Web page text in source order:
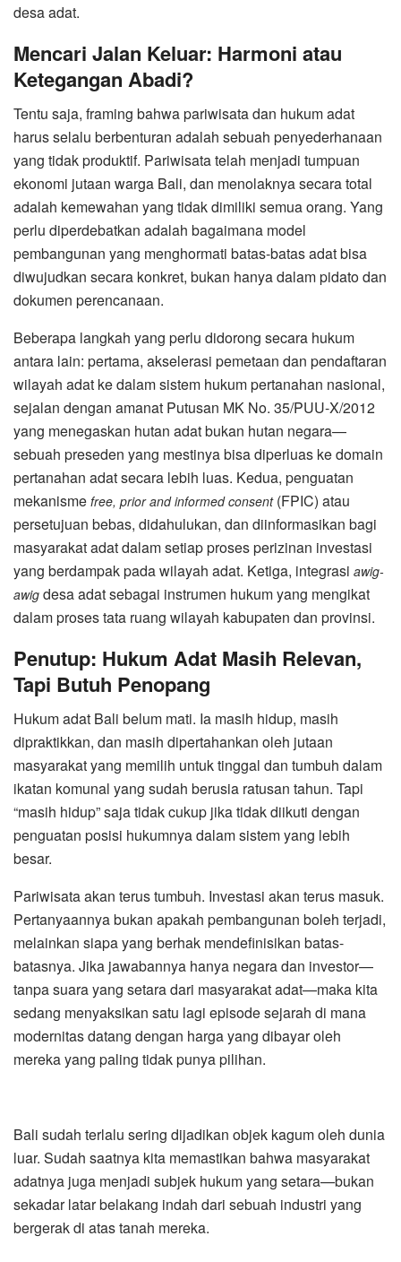
desa adat.
Mencari Jalan Keluar: Harmoni atau
Ketegangan Abadi?
Tentu saja, framing bahwa pariwisata dan hukum adat
harus selalu berbenturan adalah sebuah penyederhanaan
yang tidak produktif. Pariwisata telah menjadi tumpuan
ekonomi jutaan warga Bali, dan menolaknya secara total
adalah kemewahan yang tidak dimiliki semua orang. Yang
perlu diperdebatkan adalah bagaimana model
pembangunan yang menghormati batas-batas adat bisa
diwujudkan secara konkret, bukan hanya dalam pidato dan
dokumen perencanaan.
Beberapa langkah yang perlu didorong secara hukum
antara lain: pertama, akselerasi pemetaan dan pendaftaran
wilayah adat ke dalam sistem hukum pertanahan nasional,
sejalan dengan amanat Putusan MK No. 35/PUU-X/2012
yang menegaskan hutan adat bukan hutan negara—
sebuah preseden yang mestinya bisa diperluas ke domain
pertanahan adat secara lebih luas. Kedua, penguatan
mekanisme free, prior and informed consent(FPIC) atau
persetujuan bebas, didahulukan, dan diinformasikan bagi
masyarakat adat dalam setiap proses perizinan investasi
yang berdampak pada wilayah adat. Ketiga, integrasi awig-
awig desa adat sebagai instrumen hukum yang mengikat
dalam proses tata ruang wilayah kabupaten dan provinsi.
Penutup: Hukum Adat Masih Relevan,
Tapi Butuh Penopang
Hukum adat Bali belum mati. Ia masih hidup, masih
dipraktikkan, dan masih dipertahankan oleh jutaan
masyarakat yang memilih untuk tinggal dan tumbuh dalam
ikatan komunal yang sudah berusia ratusan tahun. Tapi
“masih hidup” saja tidak cukup jika tidak diikuti dengan
penguatan posisi hukumnya dalam sistem yang lebih
besar.
Pariwisata akan terus tumbuh. Investasi akan terus masuk.
Pertanyaannya bukan apakah pembangunan boleh terjadi,
melainkan siapa yang berhak mendefinisikan batas-
batasnya. Jika jawabannya hanya negara dan investor—
tanpa suara yang setara dari masyarakat adat—maka kita
sedang menyaksikan satu lagi episode sejarah di mana
modernitas datang dengan harga yang dibayar oleh
mereka yang paling tidak punya pilihan.
Bali sudah terlalu sering dijadikan objek kagum oleh dunia
luar. Sudah saatnya kita memastikan bahwa masyarakat
adatnya juga menjadi subjek hukum yang setara—bukan
sekadar latar belakang indah dari sebuah industri yang
bergerak di atas tanah mereka.